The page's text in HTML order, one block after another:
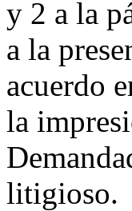
y 2 a la
a la
acuerdo
la
litigioso.